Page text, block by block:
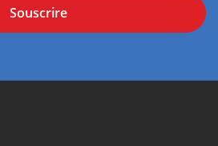
Souscrire